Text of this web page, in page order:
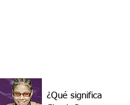
¿Qué significa